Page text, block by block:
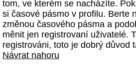
tom, ve kterém se nacházíte.
si časové pásmo v profilu. Berte
změnou časového pásma a
měnit jen registrovaní uživatelé.
registrováni, toto je dobrý důvod
Návrat nahoru